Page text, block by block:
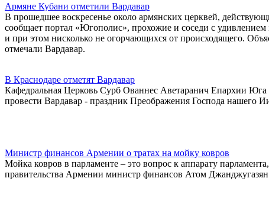
Армяне Кубани отметили Вардавар
В прошедшее воскресенье около армянских церквей,
сообщает портал «Югополис», прохожие и соседи с
и при этом нисколько не огорчающихся от происходящего.
отмечали Вардавар.
В Краснодаре отметят Вардавар
Кафедральная Церковь Сурб Ованнес Аветаранич Епархии
провести Вардавар - праздник Преображения Господа нашего
Министр финансов Армении о тратах на мойку ковров
Мойка ковров в парламенте – это вопрос к аппарату
правительства Армении министр финансов Атом